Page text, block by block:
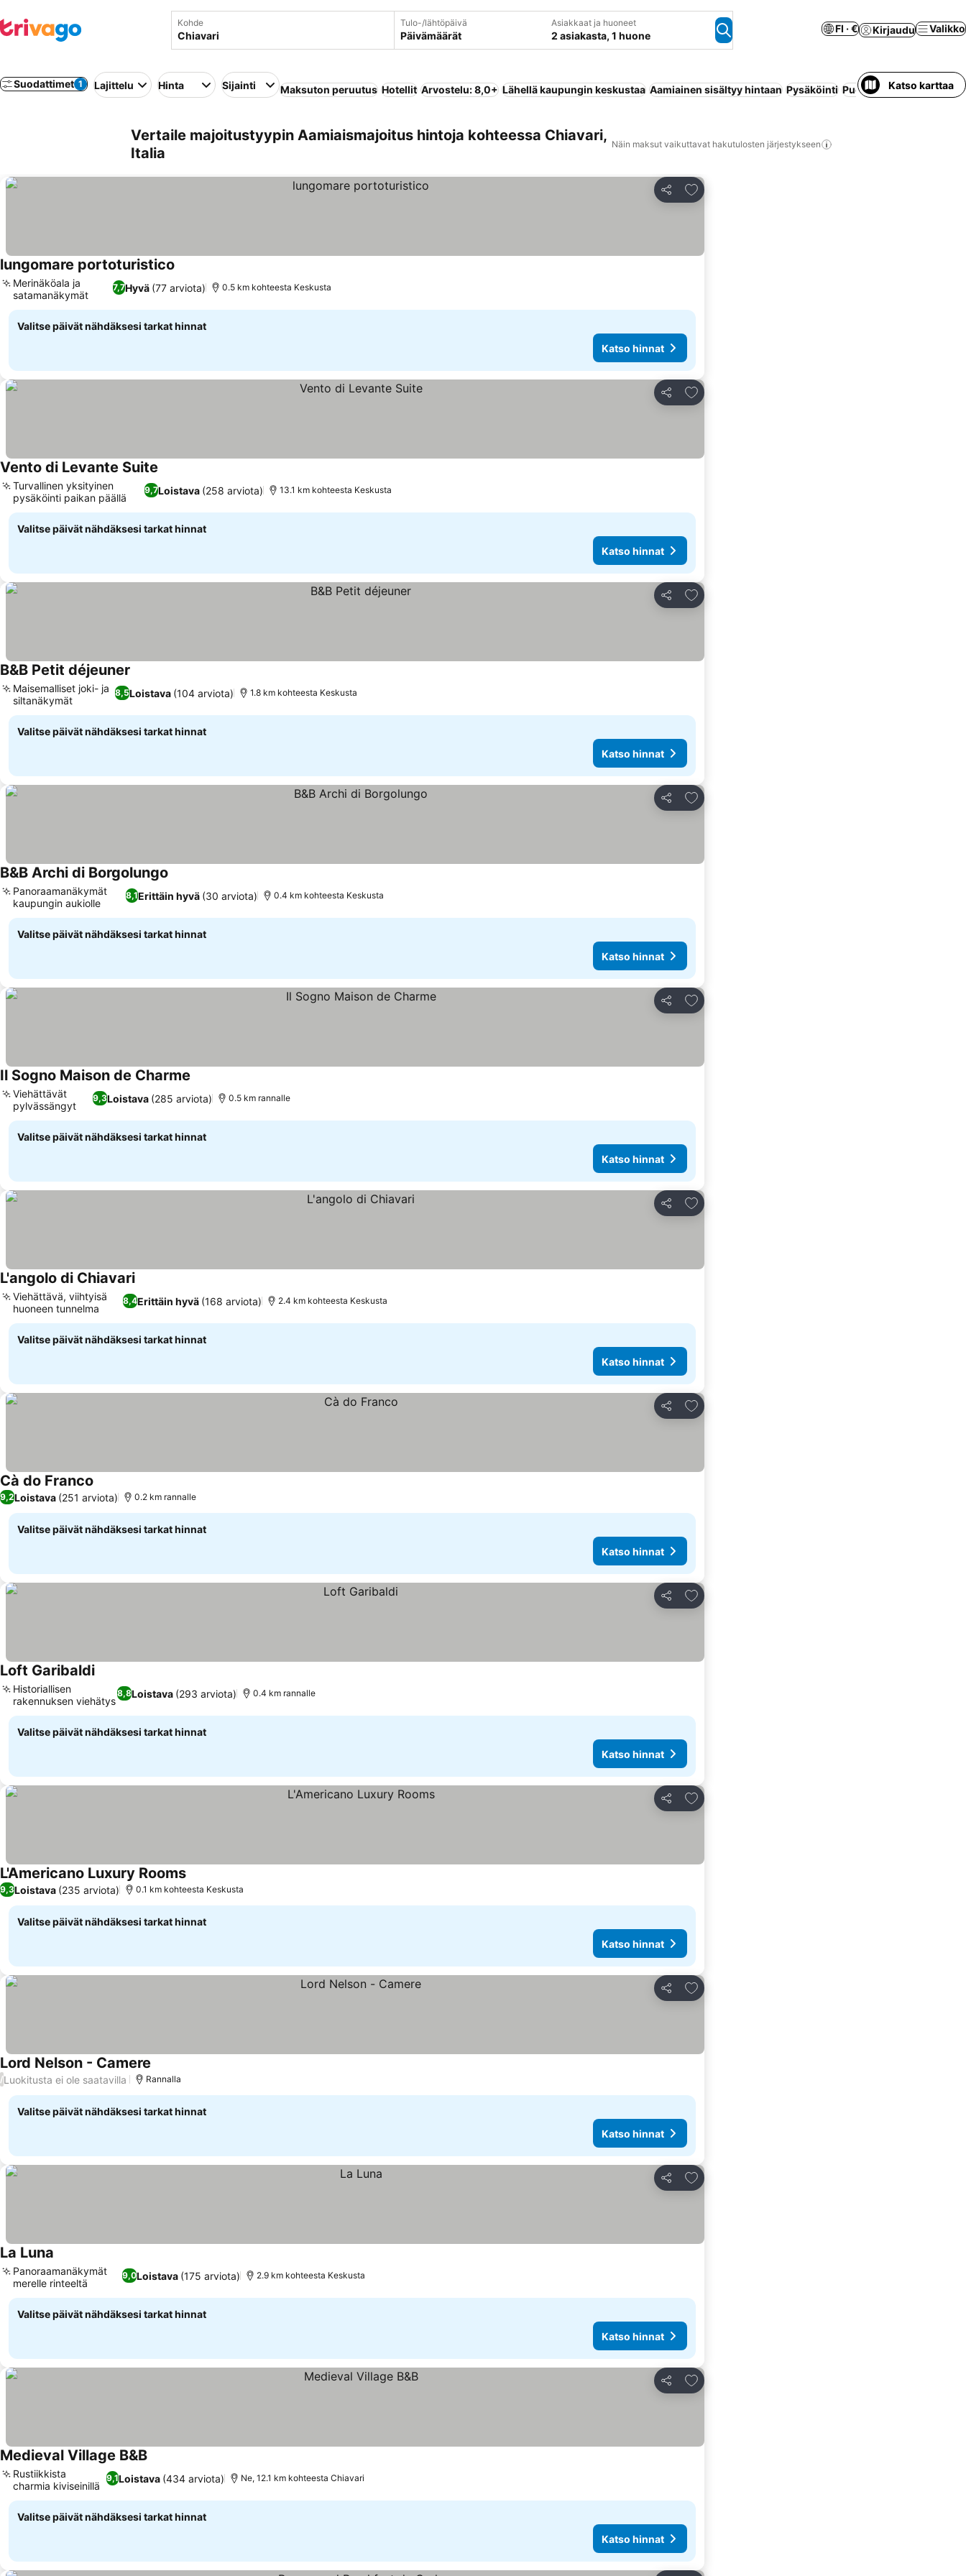
Kohde Tulo-/lähtöpäivä
Päivämäärät
Asiakkaat ja huoneet
2 asiakasta, 1 huone
FI · € Kirjaudu Valikko
Suodattimet 1 Lajittelu Hinta Sijainti Maksuton peruutus Hotellit Arvostelu: 8,0+ Lähellä kaupungin keskustaa Aamiainen sisältyy hintaan Pysäköinti Puolihoito Ranta Uima-
Katso karttaa
Vertaile majoitustyypin Aamiaismajoitus hintoja kohteessa Chiavari,
Italia
Näin maksut vaikuttavat hakutulosten järjestykseen
Jaa
Lisää suosikkeihin
lungomare portoturistico
7,7Hyvä (77 arviota)
Merinäköala ja
satamanäkymät
0.5 km kohteesta Keskusta
Valitse päivät nähdäksesi tarkat hinnat
Katso hinnat
Jaa
Lisää suosikkeihin
Vento di Levante Suite
9,7Loistava (258 arviota)
Turvallinen yksityinen
pysäköinti paikan päällä
13.1 km kohteesta Keskusta
Valitse päivät nähdäksesi tarkat hinnat
Katso hinnat
Jaa
Lisää suosikkeihin
B&B Petit déjeuner
8,5Loistava (104 arviota)
Maisemalliset joki- ja
siltanäkymät
1.8 km kohteesta Keskusta
Valitse päivät nähdäksesi tarkat hinnat
Katso hinnat
Jaa
Lisää suosikkeihin
B&B Archi di Borgolungo
8,1Erittäin hyvä (30 arviota)
Panoraamanäkymät
kaupungin aukiolle
0.4 km kohteesta Keskusta
Valitse päivät nähdäksesi tarkat hinnat
Katso hinnat
Jaa
Lisää suosikkeihin
Il Sogno Maison de Charme
9,3Loistava (285 arviota)
Viehättävät
pylvässängyt
0.5 km rannalle
Valitse päivät nähdäksesi tarkat hinnat
Katso hinnat
Jaa
Lisää suosikkeihin
L'angolo di Chiavari
8,4Erittäin hyvä (168 arviota)
Viehättävä, viihtyisä
huoneen tunnelma
2.4 km kohteesta Keskusta
Valitse päivät nähdäksesi tarkat hinnat
Katso hinnat
Jaa
Lisää suosikkeihin
Cà do Franco
9,2Loistava (251 arviota) 0.2 km rannalle
Valitse päivät nähdäksesi tarkat hinnat
Katso hinnat
Jaa
Lisää suosikkeihin
Loft Garibaldi
8,8Loistava (293 arviota)
Historiallisen
rakennuksen viehätys
0.4 km rannalle
Valitse päivät nähdäksesi tarkat hinnat
Katso hinnat
Jaa
Lisää suosikkeihin
L'Americano Luxury Rooms
9,3Loistava (235 arviota) 0.1 km kohteesta Keskusta
Valitse päivät nähdäksesi tarkat hinnat
Katso hinnat
Jaa
Lisää suosikkeihin
Lord Nelson - Camere
/Luokitusta ei ole saatavilla Rannalla
Valitse päivät nähdäksesi tarkat hinnat
Katso hinnat
Jaa
Lisää suosikkeihin
La Luna
9,0Loistava (175 arviota)
Panoraamanäkymät
merelle rinteeltä
2.9 km kohteesta Keskusta
Valitse päivät nähdäksesi tarkat hinnat
Katso hinnat
Jaa
Lisää suosikkeihin
Medieval Village B&B
9,1Loistava (434 arviota)
Rustiikkista
charmia kiviseinillä
Ne, 12.1 km kohteesta Chiavari
Valitse päivät nähdäksesi tarkat hinnat
Katso hinnat